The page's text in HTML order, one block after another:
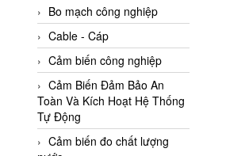
AIKOH
AINUO Vietnam
AIR MAJOR
Aira Euro Automation
Airtac Vietnam
Airtec Vietnam
Bo mạch công nghiệp
Cable - Cáp
Cảm biến công nghiệp
Cảm Biến Đảm Bảo An
Toàn Và Kích Hoạt Hệ Thống
Tự Động
Cảm biến đo chất lượng